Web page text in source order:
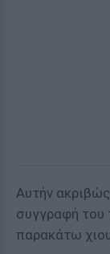
Αυτήν
συγγραφή του
παρακάτω